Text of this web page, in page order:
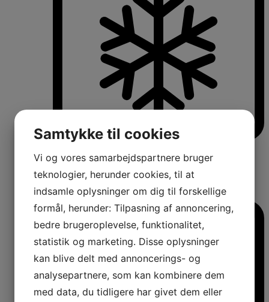
Fritstående køle-/fryseskabe
Integrerbare køle-/fryseskabe
Køleskabe med fryseboks
Amerikanerkøleskabe
Samtykke til cookies
Vi og vores samarbejdspartnere bruger
teknologier, herunder cookies, til at
indsamle oplysninger om dig til forskellige
formål, herunder: Tilpasning af annoncering,
bedre brugeroplevelse, funktionalitet,
statistik og marketing. Disse oplysninger
kan blive delt med annoncerings- og
analysepartnere, som kan kombinere dem
med data, du tidligere har givet dem eller